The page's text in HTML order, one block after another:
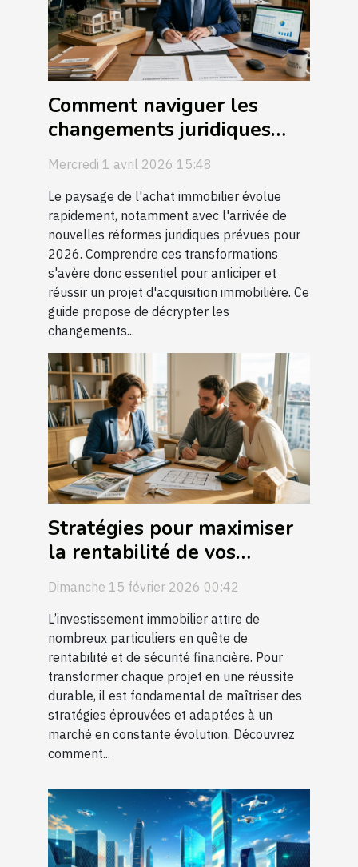
Comment naviguer les
changements juridiques
dans l'achat immobilier en
2026 ?
Mercredi 1 avril 2026 15:48
Le paysage de l'achat immobilier évolue
rapidement, notamment avec l'arrivée de
nouvelles réformes juridiques prévues pour
2026. Comprendre ces transformations
s'avère donc essentiel pour anticiper et
réussir un projet d'acquisition immobilière. Ce
guide propose de décrypter les
changements...
Stratégies pour maximiser
la rentabilité de vos
investissements
immobiliers ?
Dimanche 15 février 2026 00:42
L’investissement immobilier attire de
nombreux particuliers en quête de
rentabilité et de sécurité financière. Pour
transformer chaque projet en une réussite
durable, il est fondamental de maîtriser des
stratégies éprouvées et adaptées à un
marché en constante évolution. Découvrez
comment...